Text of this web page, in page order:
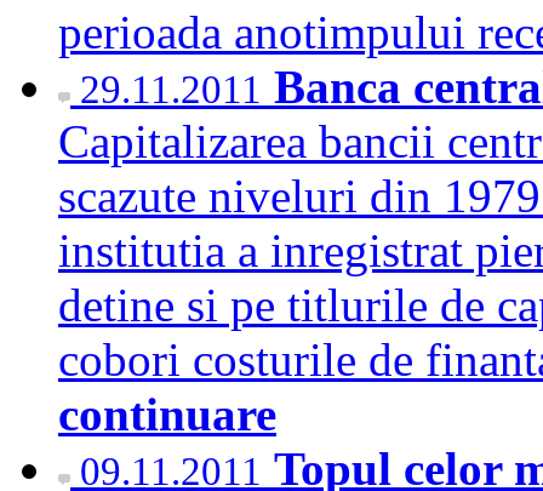
perioada anotimpului
29.11.2011 Banca
Capitalizarea bancii
scazute niveluri din
institutia a inregistrat
detine si pe titlurile de
cobori costurile de
continuare
09.11.2011 Topul celor